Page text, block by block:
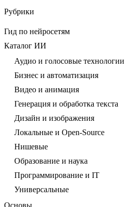
Рубрики
Гид по нейросетям
Каталог ИИ
Аудио и голосовые технологии
Бизнес и автоматизация
Видео и анимация
Генерация и обработка текста
Дизайн и изображения
Локальные и Open-Source
Нишевые
Образование и наука
Программирование и IT
Универсальные
Основы